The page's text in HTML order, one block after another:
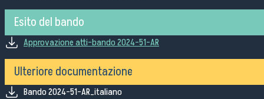
Esito del bando
Approvazione atti-bando 2024-51-AR
Ulteriore documentazione
Bando 2024-51-AR_italiano
Automatizzazione delle procedure
lingua del sito: